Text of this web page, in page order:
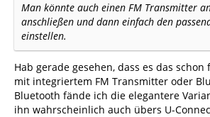
Man könnte auch einen FM Transmitter
anschließen und dann einfach den
einstellen.
Hab gerade gesehen, dass es das
mit integriertem FM Transmitter oder
Bluetooth fände ich die elegantere
ihn wahrscheinlich auch übers U-